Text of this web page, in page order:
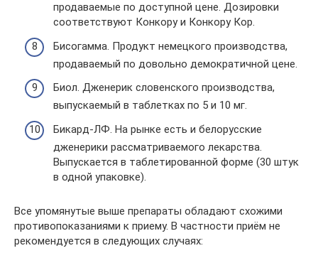
продаваемые по доступной цене. Дозировки
соответствуют Конкору и Конкору Кор.
Бисогамма. Продукт немецкого производства,
продаваемый по довольно демократичной цене.
Биол. Дженерик словенского производства,
выпускаемый в таблетках по 5 и 10 мг.
Бикард-ЛФ. На рынке есть и белорусские
дженерики рассматриваемого лекарства.
Выпускается в таблетированной форме (30 штук
в одной упаковке).
Все упомянутые выше препараты обладают схожими
противопоказаниями к приему. В частности приём не
рекомендуется в следующих случаях: